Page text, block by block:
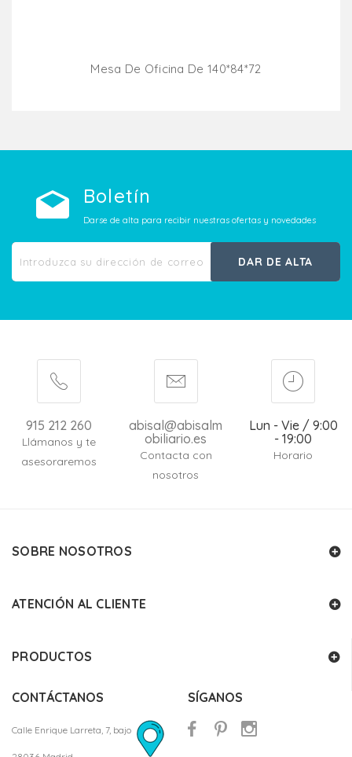
Mesa De Oficina De 140*84*72
Boletín
Darse de alta para recibir nuestras ofertas y novedades
DAR DE ALTA
915 212 260
Llámanos y te
asesoraremos
abisal@abisalm
obiliario.es
Contacta con
nosotros
Lun - Vie / 9:00
- 19:00
Horario
SOBRE NOSOTROS
ATENCIÓN AL CLIENTE
PRODUCTOS
CONTÁCTANOS
Calle Enrique Larreta, 7, bajo
SÍGANOS